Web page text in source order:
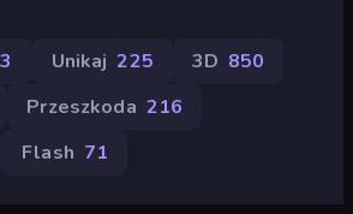
Unikaj 225 3D 850
Przeszkoda 216
Flash 71